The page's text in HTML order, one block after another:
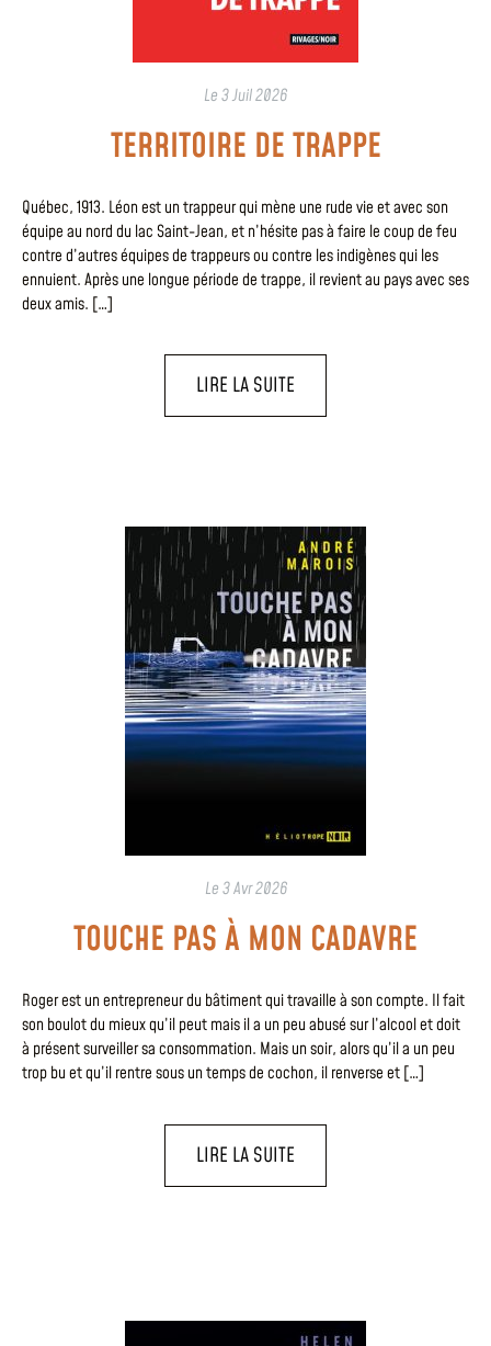
Le3 Juil 2026
TERRITOIRE DE TRAPPE
Québec, 1913. Léon est un trappeur qui mène une rude vie et avec son
équipe au nord du lac Saint-Jean, et n’hésite pas à faire le coup de feu
contre d’autres équipes de trappeurs ou contre les indigènes qui les
ennuient. Après une longue période de trappe, il revient au pays avec ses
deux amis. […]
LIRE LA SUITE
Le3 Avr 2026
TOUCHE PAS À MON CADAVRE
Roger est un entrepreneur du bâtiment qui travaille à son compte. Il fait
son boulot du mieux qu’il peut mais il a un peu abusé sur l’alcool et doit
à présent surveiller sa consommation. Mais un soir, alors qu’il a un peu
trop bu et qu’il rentre sous un temps de cochon, il renverse et […]
LIRE LA SUITE